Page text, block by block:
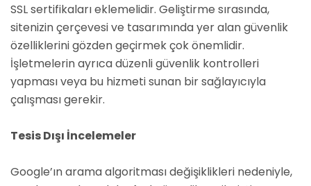
SSL sertifikaları eklemelidir. Geliştirme sırasında,
sitenizin çerçevesi ve tasarımında yer alan güvenlik
özelliklerini gözden geçirmek çok önemlidir.
İşletmelerin ayrıca düzenli güvenlik kontrolleri
yapması veya bu hizmeti sunan bir sağlayıcıyla
çalışması gerekir.
Tesis Dışı İncelemeler
Google’ın arama algoritması değişiklikleri nedeniyle,